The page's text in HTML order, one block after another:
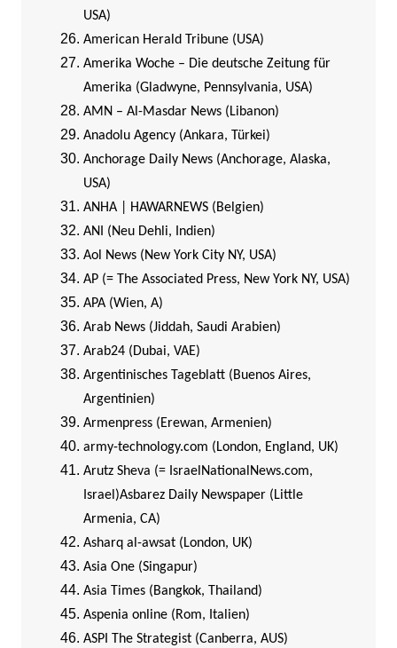
USA)
American Herald Tribune (USA)
Amerika Woche – Die deutsche Zeitung für
Amerika (Gladwyne, Pennsylvania, USA)
AMN – Al-Masdar News (Libanon)
Anadolu Agency (Ankara, Türkei)
Anchorage Daily News (Anchorage, Alaska,
USA)
ANHA | HAWARNEWS (Belgien)
ANI (Neu Dehli, Indien)
Aol News (New York City NY, USA)
AP (= The Associated Press, New York NY, USA)
APA (Wien, A)
Arab News (Jiddah, Saudi Arabien)
Arab24 (Dubai, VAE)
Argentinisches Tageblatt (Buenos Aires,
Argentinien)
Armenpress (Erewan, Armenien)
army-technology.com (London, England, UK)
Arutz Sheva (= IsraelNationalNews.com,
Israel)Asbarez Daily Newspaper (Little
Armenia, CA)
Asharq al-awsat (London, UK)
Asia One (Singapur)
Asia Times (Bangkok, Thailand)
Aspenia online (Rom, Italien)
ASPI The Strategist (Canberra, AUS)